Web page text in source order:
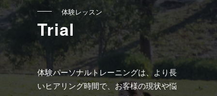
体験レッスン
Trial
体験パーソナルトレーニングは、より長
いヒアリング時間で、お客様の現状や悩